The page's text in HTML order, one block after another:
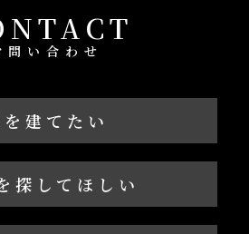
問い合わせ
を建てたい
探してほしい